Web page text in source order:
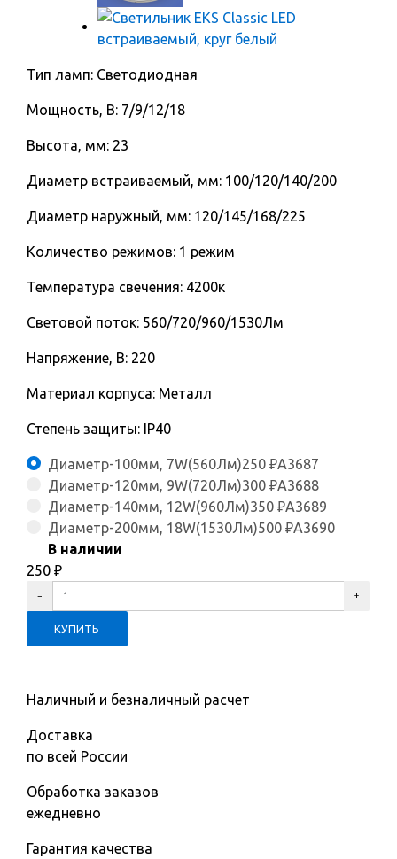
Тип ламп: Светодиодная
Мощность, В: 7/9/12/18
Высота, мм: 23
Диаметр встраиваемый, мм: 100/120/140/200
Диаметр наружный, мм: 120/145/168/225
Количество режимов: 1 режим
Температура свечения: 4200к
Световой поток: 560/720/960/1530Лм
Напряжение, В: 220
Материал корпуса: Металл
Степень защиты: IP40
Диаметр-100мм, 7W(560Лм)250 ₽A3687
Диаметр-120мм, 9W(720Лм)300 ₽A3688
Диаметр-140мм, 12W(960Лм)350 ₽A3689
Диаметр-200мм, 18W(1530Лм)500 ₽A3690
В наличии
250 ₽
Наличный и безналичный расчет
Доставка
по всей России
Обработка заказов
ежедневно
Гарантия качества